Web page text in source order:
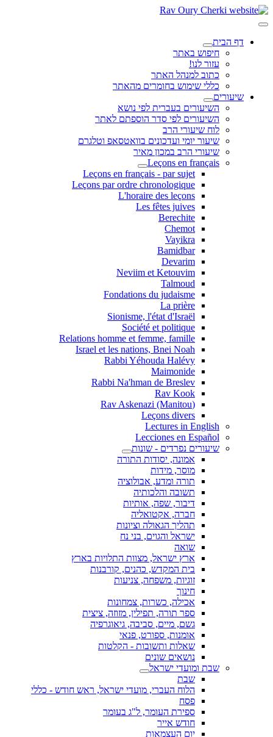
דף הבית
חיפוש באתר
עזור לנו!
כתוב למנהל האתר
כללי שימוש בחומרים מהאתר
שיעורים
השיעורים בעברית לפי נושא
השיעורים לפי סדר הוספתם לאתר
לוח שיעורי הרב
שיעור יומי ועדכונים בוואטסאפ וטלגרם
שיעורי הרב במכון מאיר
Leçons en français
Leçons en français - par sujet
Leçons par ordre chronologique
L'horaire des leçons
Les fêtes juives
Berechite
Chemot
Vayikra
Bamidbar
Devarim
Neviim et Ketouvim
Talmoud
Fondations du judaisme
La prière
Sionisme, l'état d'Israël
Société et politique
Relations homme et femme, famille
Israel et les nations, Bnei Noah
Rabbi Yéhouda Halévy
Maimonide
Rabbi Na'hman de Breslev
Rav Kook
(Rav Askenazi (Manitou
Leçons divers
Lectures in English
Lecciones en Español
שיעורים נפרדים - שונות
אמונה, יסודות התורה
מוסר, מידות
תורה ומדע, אבולוציה
תשובה והלכותיה
דיבור, שפה, אותיות
חברה, אקטואליה
תהליך הגאולה וציונות
ישראל והגוים, בני נח
שואה
ארץ ישראל, מצוות התלויות בארץ
בית המקדש, כהנים, קורבנות
זוגיות, משפחה, צניעות
חינוך
אכילה, כשרות, צמחונות
ספר תורה, תפילין, מזוזה, ציצית
גשם, מיים, סביבה, גיאוגרפיה
אומנות, ספורט, פנאי
שאלות ותשובות - הקלטות
נושאים שונים
שבת ומועדי ישראל
שבת
הלוח העברי, מועדי ישראל, ראש חודש - כללי
פסח
ספירת העומר, ל"ג בעומר
חודש אייר
יום העצמאות